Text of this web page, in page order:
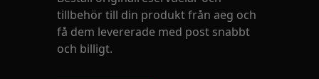
tillbehör till din produkt från aeg och
få dem levererade med post snabbt
och billigt.